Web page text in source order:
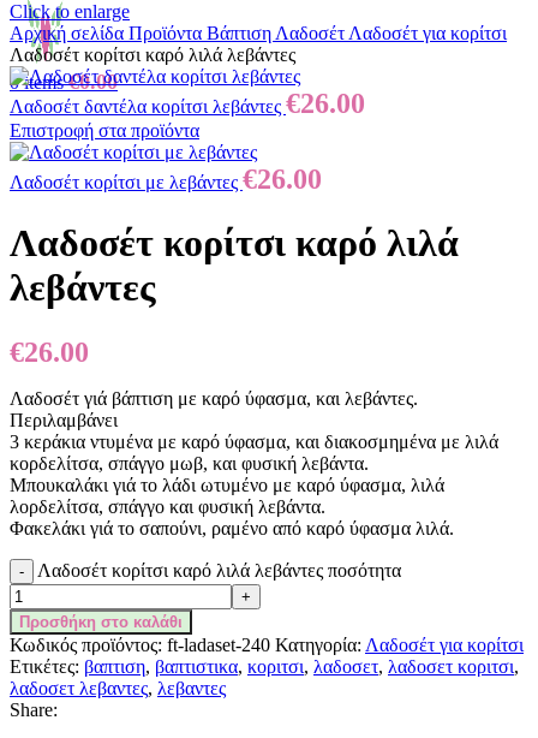
0items €0.00
Click to enlarge
Αρχική σελίδα Προϊόντα Βάπτιση Λαδοσέτ Λαδοσέτ για κορίτσι
Λαδοσέτ κορίτσι καρό λιλά λεβάντες
Λαδοσέτ δαντέλα κορίτσι λεβάντες €26.00
Επιστροφή στα προϊόντα
Λαδοσέτ κορίτσι με λεβάντες €26.00
Λαδοσέτ κορίτσι καρό λιλά
λεβάντες
€26.00
Λαδοσέτ γιά βάπτιση με καρό ύφασμα, και λεβάντες.
Περιλαμβάνει
3 κεράκια ντυμένα με καρό ύφασμα, και διακοσμημένα με λιλά
κορδελίτσα, σπάγγο μωβ, και φυσική λεβάντα.
Μπουκαλάκι γιά το λάδι ωτυμένο με καρό ύφασμα, λιλά
λορδελίτσα, σπάγγο και φυσική λεβάντα.
Φακελάκι γιά το σαπούνι, ραμένο από καρό ύφασμα λιλά.
Λαδοσέτ κορίτσι καρό λιλά λεβάντες ποσότητα
Προσθήκη στο καλάθι
Κωδικός προϊόντος: ft-ladaset-240 Κατηγορία: Λαδοσέτ για κορίτσι
Ετικέτες: βαπτιση, βαπτιστικα, κοριτσι, λαδοσετ, λαδοσετ κοριτσι,
λαδοσετ λεβαντες, λεβαντες
Share: